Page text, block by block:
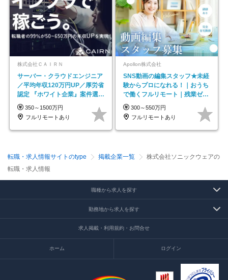
株式会社ＣＡＩＲＮ
サーバー・クラウドエンジニア
／平均年収120万円UP／厚労省
認定 『ホワイト企業』案件選択
制度／年休129日
350～1500万円
フルリモートあり
Apollon株式会社
SNS動画の編集スタッフ★未経
験からプロになれる！｜おうち
で働くフルリモート｜残業ゼロ
で18時退勤◎
300～550万円
フルリモートあり
転職・求人情報サイトのtype 掲載企業一覧
株式会社ソニックウェアの
転職・求人情報
職種から求人を探す
勤務地から求人を探す
求人掲載・利用規約・お問合せ
ホーム ログイン